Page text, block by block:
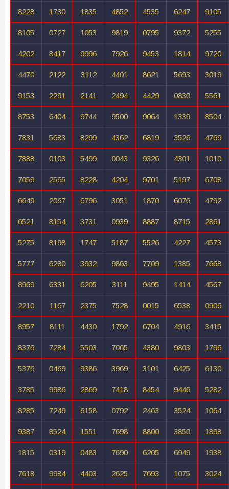
8228 1730 1835 4852 4535 6247 9105
8105 0727 1053 9819 0795 9372 5255
4202 8417 9996 7926 9453 1814 9720
4470 2122 3112 4401 8621 5693 3019
9153 2291 2141 2494 4429 0830 5561
8753 6404 9744 9500 9064 1339 8504
7831 5683 8299 4362 6819 3526 4769
7888 0103 5499 0043 9326 4301 1010
7059 2565 8228 4204 9701 5197 6708
6649 2067 6796 3051 1870 6076 4792
6521 8154 3731 0939 8887 8715 2861
5275 8198 1747 5187 5526 4227 4573
5777 6280 3932 9863 7709 1385 7668
8969 6331 6205 3111 9495 1414 4567
2210 1167 2375 7528 0015 6538 0906
8957 8111 4430 1792 6704 4916 3415
8376 7284 5503 7065 4380 9803 1796
5376 0469 9386 3969 3101 6425 6130
3785 9986 2869 7418 8454 9446 5282
8285 7249 6158 0792 2463 3524 1064
9387 8524 1551 7698 8800 3850 1898
1815 0319 0483 7690 6205 6949 1938
7618 9984 4403 2625 7693 1075 3024